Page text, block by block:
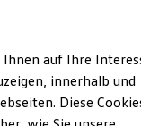
die Autohaus
auf Ihre
innerhalb und
Diese